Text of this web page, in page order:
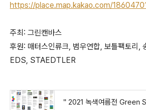
https://place.map.kakao.com/
주최: 그린캔바스
후원: 매터스인류크, 범우연합, 보틀팩토리,
EDS, STAEDTLER
" 2021 녹색여름전 Green